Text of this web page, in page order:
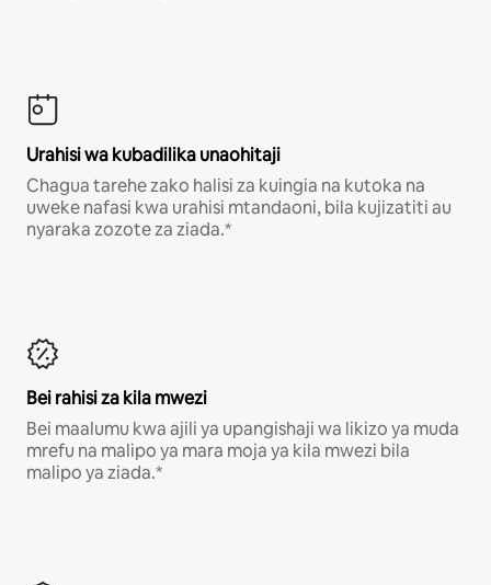
Urahisi wa kubadilika unaohitaji
Chagua tarehe zako halisi za kuingia na kutoka na
uweke nafasi kwa urahisi mtandaoni, bila kujizatiti au
nyaraka zozote za ziada.*
Bei rahisi za kila mwezi
Bei maalumu kwa ajili ya upangishaji wa likizo ya muda
mrefu na malipo ya mara moja ya kila mwezi bila
malipo ya ziada.*